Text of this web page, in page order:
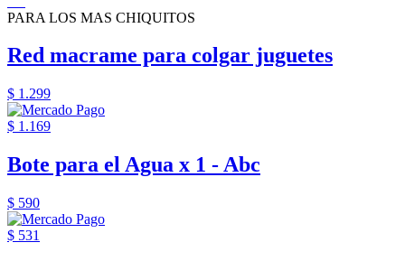
PARA LOS MAS CHIQUITOS
Red macrame para colgar juguetes
$ 1.299
$ 1.169
Bote para el Agua x 1 - Abc
$ 590
$ 531